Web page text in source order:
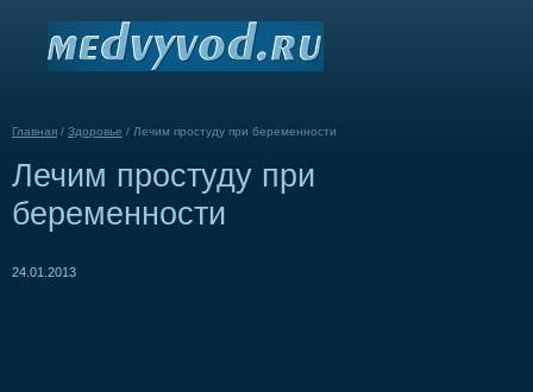
Главная / Здоровье / Лечим простуду при беременности
Лечим простуду при
беременности
24.01.2013